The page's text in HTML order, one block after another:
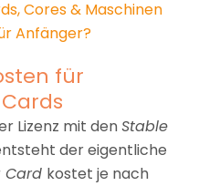
Cores & Maschinen
Anfänger?
für
Lizenz mit denStable
der eigentliche
Card kostet je nach